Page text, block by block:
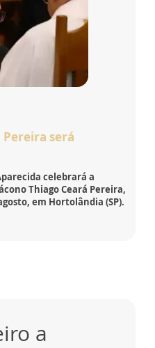
Pereira será
celebrará a
Thiago Ceará Pereira,
em Hortolândia (SP).
a